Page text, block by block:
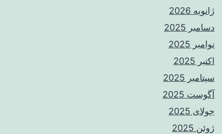
ژانویه 2026
دسامبر 2025
نوامبر 2025
اکتبر 2025
سپتامبر 2025
آگوست 2025
جولای 2025
ژوئن 2025